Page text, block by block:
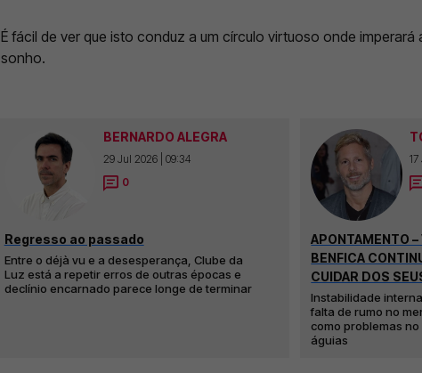
É fácil de ver que isto conduz a um círculo virtuoso onde imperará
sonho.
BERNARDO ALEGRA
29 Jul 2026 | 09:34
0
Regresso ao passado
Entre o déjà vu e a desesperança, Clube da
Luz está a repetir erros de outras épocas e
declínio encarnado parece longe de terminar
APONTAMENTO
BENFICA
CUIDAR DOS
Instabilidade
falta de rumo no
como problemas
águias